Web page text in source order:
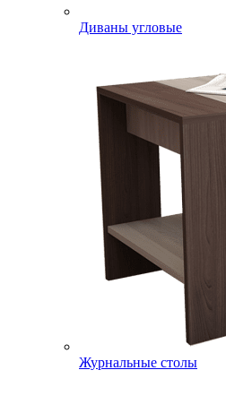
Диваны угловые
Журнальные столы